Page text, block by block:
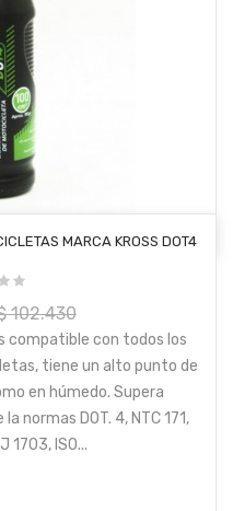
MARCA KROSS DOT4
102.430
compatible con todos los
tiene un alto punto de
en húmedo. Supera
normas DOT. 4, NTC 171,
1703, ISO...